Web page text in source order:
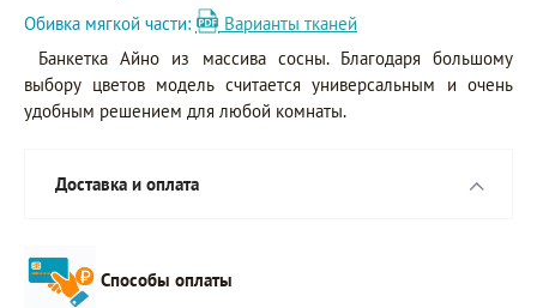
Обивка мягкой части:
Варианты тканей
Банкетка Айно из массива сосны. Благодаря большому
выбору цветов модель считается универсальным и очень
удобным решением для любой комнаты.
Доставка и оплата
Способы оплаты